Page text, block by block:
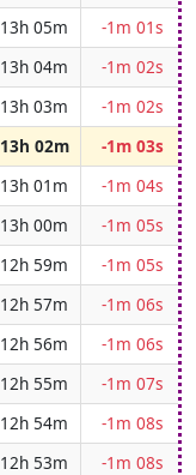
13h 05m
-1m 01s
13h 04m
-1m 02s
13h 03m
-1m 02s
13h 02m
-1m 03s
13h 01m
-1m 04s
13h 00m
-1m 05s
12h 59m
-1m 05s
12h 57m
-1m 06s
12h 56m
-1m 06s
12h 55m
-1m 07s
12h 54m
-1m 08s
12h 53m
-1m 08s